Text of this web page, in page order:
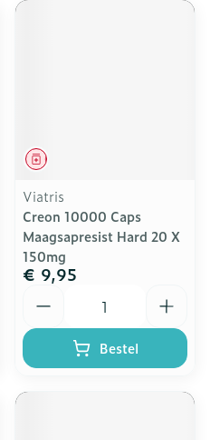
Geneesmiddel
Viatris
Creon 10000 Caps
Maagsapresist Hard 20 X
150mg
€ 9,95
Bestel